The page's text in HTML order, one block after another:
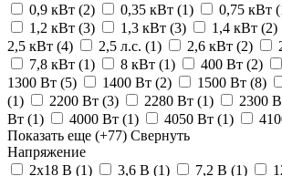
0,9 кВт (2) 0,35 кВт (1) 0,75 кВт
1,2 кВт (3) 1,3 кВт (3) 1,4 кВт (2)
2,5 кВт (4) 2,5 л.с. (1) 2,6 кВт (2)
7,8 кВт (1) 8 кВт (1) 400 Вт (2)
1300 Вт (5) 1400 Вт (2) 1500 Вт (8)
(1)
2200 Вт (3) 2280 Вт (1) 2300
Вт (1) 4000 Вт (1) 4050 Вт (1)
Показать еще (+77) Свернуть
Напряжение
2х18 В (1) 3,6 В (1) 7,2 В (1)